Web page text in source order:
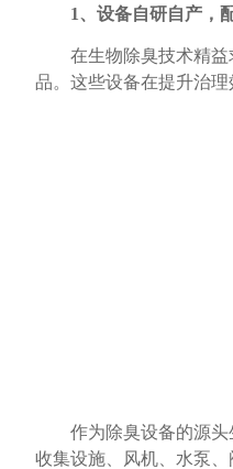
1、设备自研自产，
在生物除臭技术精
品。这些设备在提升治理
作为除臭设备的源
收集设施、风机、水泵